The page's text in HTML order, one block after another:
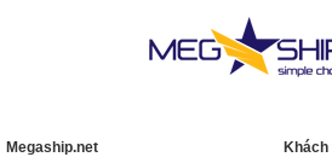
Megaship.net
Khách